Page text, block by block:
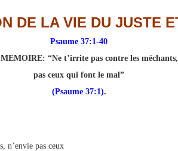
DE LA VIE DU JUSTE
Psaume 37:1-40
“Ne t’irrite pas contre les
pas ceux qui font le mal”
(Psaume 37:1).
n’envie pas ceux